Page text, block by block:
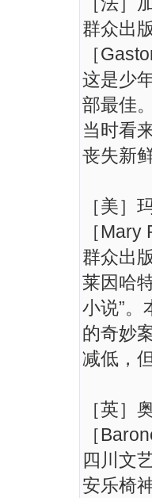
群众出
［
这是少
部最佳
当时看
丧失新
［美］
［
群众出
莱因哈
小说”。
的奇妙
减低，
［英］
［
四川文
安乐椅